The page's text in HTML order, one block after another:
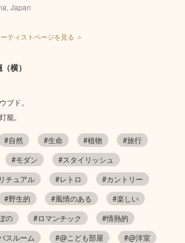
Japan
ティストページを見る ＞
横）
ブド。
籠。
#自然 #生命 #植物
#旅行
#モダン
#スタイリッシュ
チュアル #レトロ
#カントリー
#野生的 #風情のある
#楽しい
の #ロマンチック
#情熱的
スルーム #@こども部屋
#@洋室